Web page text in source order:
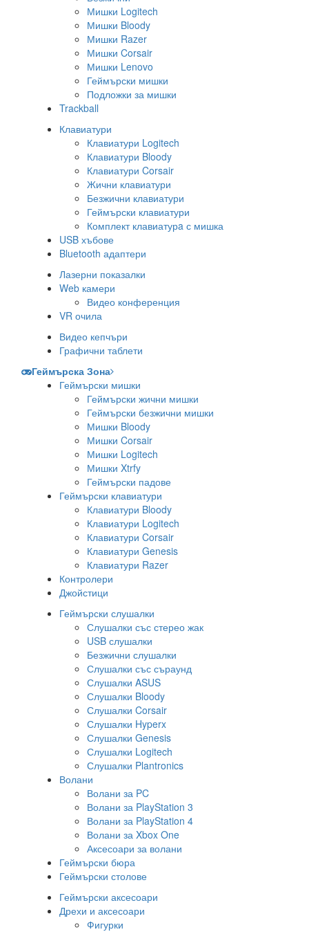
Мишки Logitech
Мишки Bloody
Мишки Razer
Мишки Corsair
Мишки Lenovo
Геймърски мишки
Подложки за мишки
Trackball
Клавиатури
Клавиатури Logitech
Клавиатури Bloody
Клавиатури Corsair
Жични клавиатури
Безжични клавиатури
Геймърски клавиатури
Комплект клавиатурa с мишка
USB хъбове
Bluetooth адаптери
Лазерни показалки
Web камери
Видео конференция
VR очила
Видео кепчъри
Графични таблети
Геймърска Зона
Геймърски мишки
Геймърски жични мишки
Геймърски безжични мишки
Мишки Bloody
Мишки Corsair
Мишки Logitech
Мишки Xtrfy
Геймърски падове
Геймърски клавиатури
Клавиатури Bloody
Клавиатури Logitech
Клавиатури Corsair
Клавиатури Genesis
Клавиатури Razer
Контролери
Джойстици
Геймърски слушалки
Слушалки със стерео жак
USB слушалки
Безжични слушалки
Слушалки със съраунд
Слушалки ASUS
Слушалки Bloody
Слушалки Corsair
Слушалки Hyperx
Слушалки Genesis
Слушалки Logitech
Слушалки Plantronics
Волани
Волани за PC
Волани за PlayStation 3
Волани за PlayStation 4
Волани за Xbox One
Аксесоари за волани
Геймърски бюра
Геймърски столове
Геймърски аксесоари
Дрехи и аксесоари
Фигурки